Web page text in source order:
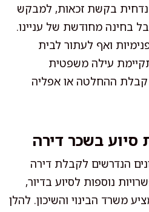
בקשת זכאות, למבקש
בחינה מחודשת של עניינו.
ואף לעתור לבית
עילה משפטית
קבלת ההחלטה או אפליה
סיוע בשכר דירה
הנדרשים לקבלת דירה
נוספות לסיוע בדיור,
משרד הבינוי והשיכון. להלן